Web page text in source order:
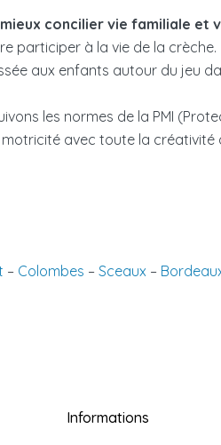
mieux concilier vie familiale et
participer à la vie de la crèche.
aux enfants autour du jeu
les normes de la PMI
motricité avec toute la créativité
– Colombes – Sceaux –
Informations